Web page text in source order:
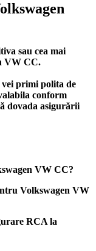
sau cea mai
VW CC.
primi polita de
conform
dovada asigurării
VW CC?
Volkswagen VW
RCA la